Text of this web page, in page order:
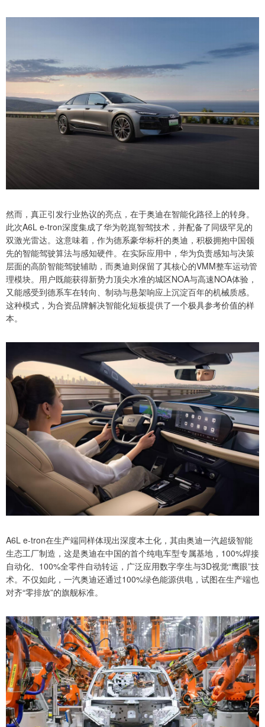
然而，真正引发行业热议的亮点，在于奥迪在智能化路径上的转身。
此次A6L e-tron深度集成了华为乾崑智驾技术，并配备了同级罕见的
双激光雷达。这意味着，作为德系豪华标杆的奥迪，积极拥抱中国领
先的智能驾驶算法与感知硬件。在实际应用中，华为负责感知与决策
层面的高阶智能驾驶辅助，而奥迪则保留了其核心的VMM整车运动管
理模块。用户既能获得新势力顶尖水准的城区NOA与高速NOA体验，
又能感受到德系车在转向、制动与悬架响应上沉淀百年的机械质感。
这种模式，为合资品牌解决智能化短板提供了一个极具参考价值的样
本。
A6L e-tron在生产端同样体现出深度本土化，其由奥迪一汽超级智能
生态工厂制造，这是奥迪在中国的首个纯电车型专属基地，100%焊接
自动化、100%全零件自动转运，广泛应用数字孪生与3D视觉“鹰眼”技
术。不仅如此，一汽奥迪还通过100%绿色能源供电，试图在生产端也
对齐“零排放”的旗舰标准。